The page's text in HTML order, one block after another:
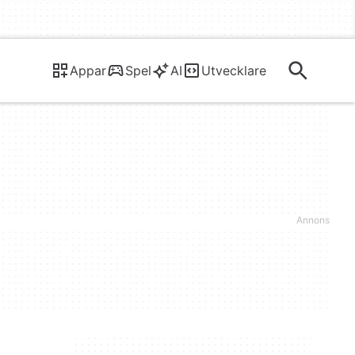
Appar Spel AI Utvecklare